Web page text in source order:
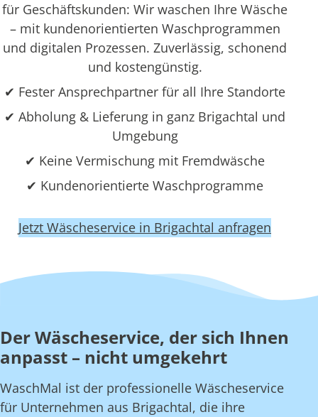
für Geschäftskunden: Wir waschen Ihre Wäsche
– mit kundenorientierten Waschprogrammen
und digitalen Prozessen. Zuverlässig, schonend
und kostengünstig.
✔ Fester Ansprechpartner für all Ihre Standorte
✔ Abholung & Lieferung in ganz Brigachtal und
Umgebung
✔ Keine Vermischung mit Fremdwäsche
✔ Kundenorientierte Waschprogramme
Jetzt Wäscheservice in Brigachtal anfragen
Der Wäscheservice, der sich Ihnen
anpasst – nicht umgekehrt
WaschMal ist der professionelle Wäscheservice
für Unternehmen aus Brigachtal, die ihre